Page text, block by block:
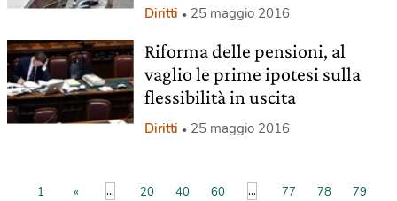
Diritti 25 maggio 2016
Riforma delle pensioni, al
vaglio le prime ipotesi sulla
flessibilità in uscita
Diritti 25 maggio 2016
1 « ... 20 40 60 ... 77 78 79